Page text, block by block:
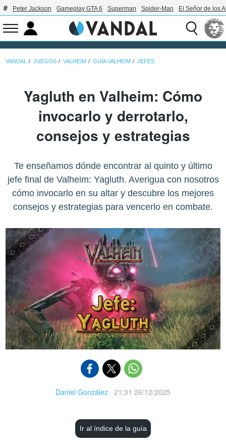
Peter Jackson Gameplay GTA 6 Superman Spider-Man El Señor de los
VANDAL JUEGOS VALHEIM GUÍA VALHEIM JEFES
Yagluth en Valheim: Cómo
invocarlo y derrotarlo,
consejos y estrategias
Te enseñamos dónde encontrar al quinto y último
jefe final de Valheim: Yagluth. Averigua con nosotros
cómo invocarlo en su altar y descubre los mejores
consejos y estrategias para vencerlo en combate.
Daniel González · 21:31 26/12/2025
Ir al índice de la guía